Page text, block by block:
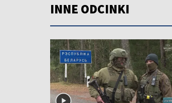
INNE ODCINKI